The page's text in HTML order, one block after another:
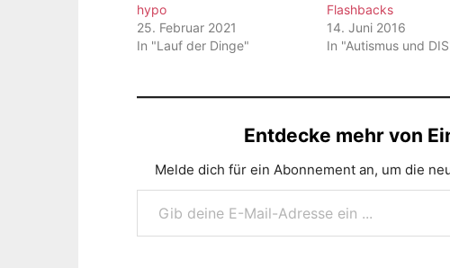
hypo
25. Februar 2021
In "Lauf der Dinge"
Flashbacks
14. Juni 2016
In "Autismus und
Entdecke mehr von
Melde dich für ein Abonnement an, um die
Gib deine E-Mail-Adresse ein ...